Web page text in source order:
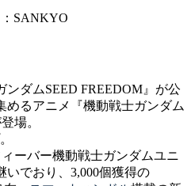
SANKYO
ンダムSEED FREEDOM』が公
めるアニメ『機動戦士ガンダム
場。
ーバー機動戦士ガンダムユニ
いでおり、3,000個獲得の